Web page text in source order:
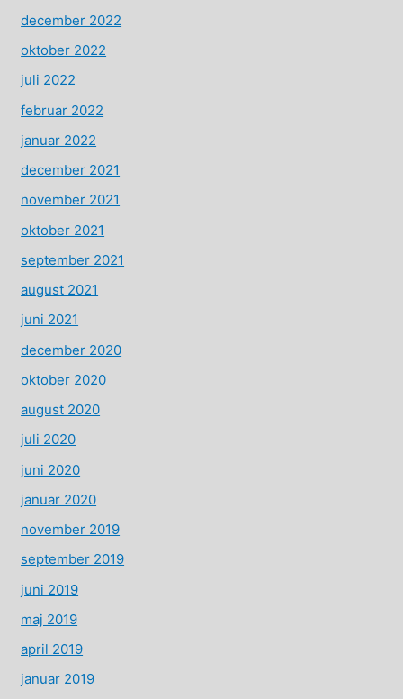
december 2022
oktober 2022
juli 2022
februar 2022
januar 2022
december 2021
november 2021
oktober 2021
september 2021
august 2021
juni 2021
december 2020
oktober 2020
august 2020
juli 2020
juni 2020
januar 2020
november 2019
september 2019
juni 2019
maj 2019
april 2019
januar 2019